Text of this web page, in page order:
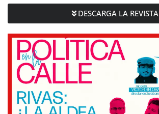
DESCARGA LA REVISTA